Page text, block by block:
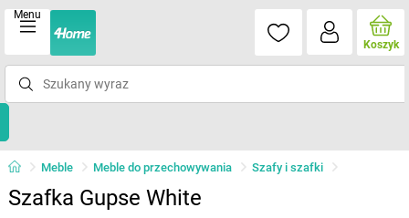
Menu
Koszyk
Meble Meble do przechowywania Szafy i szafki
Szafka Gupse White